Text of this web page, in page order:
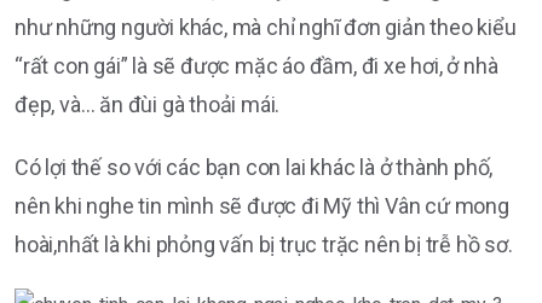
như những người khác, mà chỉ nghĩ đơn giản theo kiểu
“rất con gái” là sẽ được mặc áo đầm, đi xe hơi, ở nhà
đẹp, và… ăn đùi gà thoải mái.
Có lợi thế so với các bạn con lai khác là ở thành phố,
nên khi nghe tin mình sẽ được đi Mỹ thì Vân cứ mong
hoài,nhất là khi phỏng vấn bị trục trặc nên bị trễ hồ sơ.